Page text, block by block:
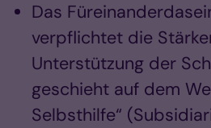
Das
verpflichtet die
Unterstützung der
geschieht auf dem
Selbsthilfe“